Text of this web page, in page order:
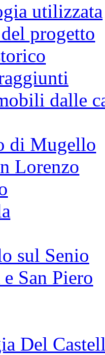
utilizzata
progetto
dalle
di Mugello
Lorenzo
sul Senio
San Piero
Del